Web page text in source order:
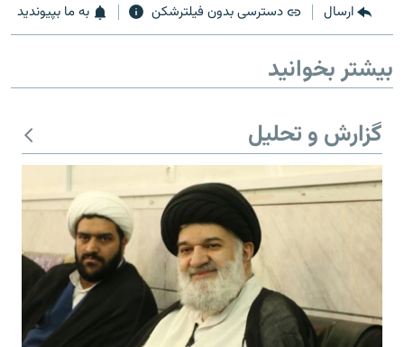
ارسال دسترسی بدون فیلترشکن به ما بپیوندید
بیشتر بخوانید
گزارش و تحلیل